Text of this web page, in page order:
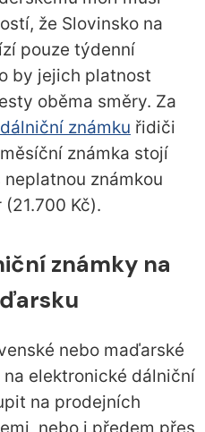
že Slovinsko na
pouze týdenní
by jejich platnost
oběma směry. Za
známku řidiči
známka stojí
známkou
Kč).
známky na
nebo maďarské
elektronické dálniční
na prodejních